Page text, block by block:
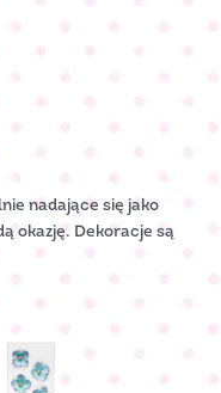
nadające się jako
okazję. Dekoracje są